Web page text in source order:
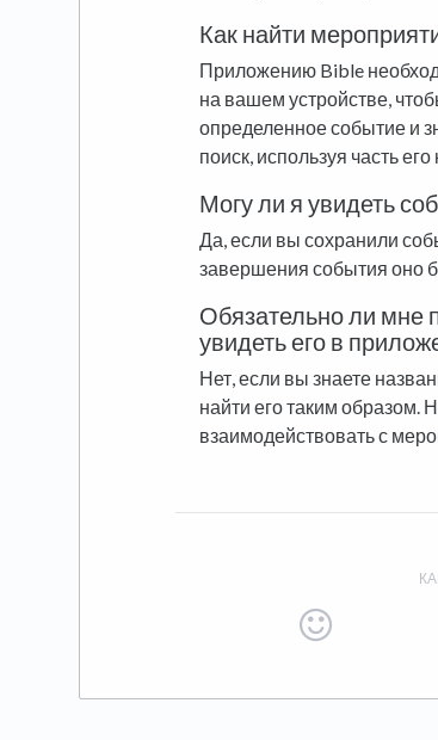
Как найти
Приложению Bible
на вашем устройстве,
определенное событие и
поиск, используя часть
Могу ли я увидеть
Да, если вы сохранили
завершения события оно
Обязательно ли мне
увидеть его в
Нет, если вы знаете
найти его таким
взаимодействовать с